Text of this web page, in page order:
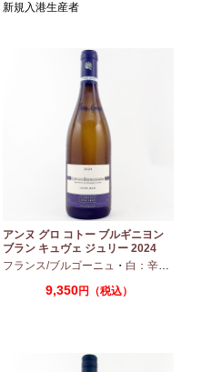
新規入港生産者
シャルドネ
アンヌ グロ コトー ブルギニヨン
ブラン キュヴェ ジュリー 2024
フランス/ブルゴーニュ ・ 白：辛口
9,350円（税込）